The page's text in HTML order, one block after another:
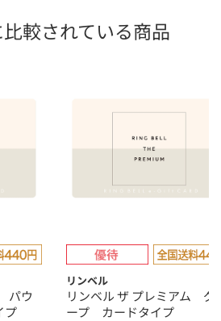
較されている商品
パウ
プ
リンベル
リンベル ザ プレミアム グ
ープ カードタイプ